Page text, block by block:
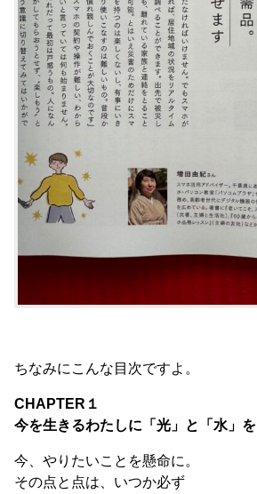
ちなみにこんな目次ですよ。
CHAPTER１
今を生きるわたしに「光」と「水」を
今、やりたいことを懸命に。
その点と点は、いつか必ず